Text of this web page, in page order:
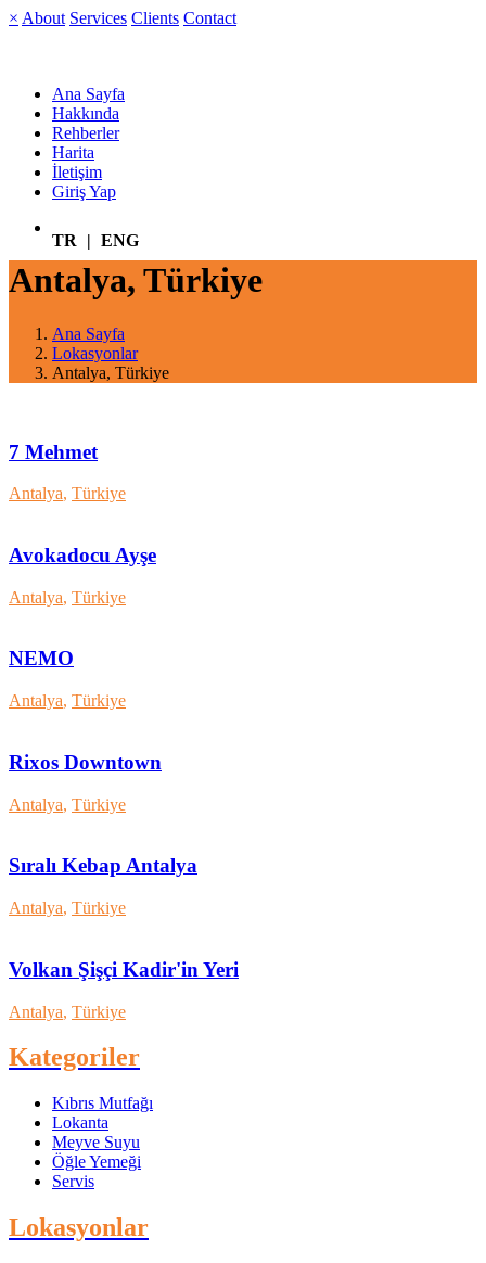
× About Services Clients Contact
Ana Sayfa
Hakkında
Rehberler
Harita
İletişim
Giriş Yap
TR | ENG
Antalya, Türkiye
Ana Sayfa
Lokasyonlar
Antalya, Türkiye
7 Mehmet
Antalya, Türkiye
Avokadocu Ayşe
Antalya, Türkiye
NEMO
Antalya, Türkiye
Rixos Downtown
Antalya, Türkiye
Sıralı Kebap Antalya
Antalya, Türkiye
Volkan Şişçi Kadir'in Yeri
Antalya, Türkiye
Kategoriler
Kıbrıs Mutfağı
Lokanta
Meyve Suyu
Öğle Yemeği
Servis
Lokasyonlar